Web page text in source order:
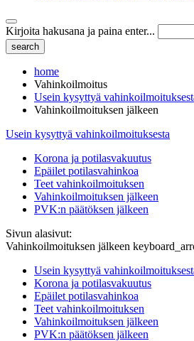
Kirjoita hakusana ja paina enter...
home
Vahinkoilmoitus
Usein kysyttyä
Vahinkoilmoituksen jälkeen
Usein kysyttyä vahinkoilmoituksesta
Korona ja potilasvakuutus
Epäilet potilasvahinkoa
Teet vahinkoilmoituksen
Vahinkoilmoituksen jälkeen
PVK:n päätöksen jälkeen
Sivun alasivut:
Vahinkoilmoituksen jälkeen
Usein kysyttyä
Korona ja potilasvakuutus
Epäilet potilasvahinkoa
Teet vahinkoilmoituksen
Vahinkoilmoituksen jälkeen
PVK:n päätöksen jälkeen